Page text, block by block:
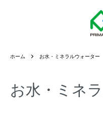
ホーム お水・ミネラルウォーター
お水・ミネ